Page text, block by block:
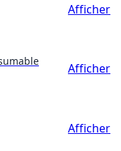
Afficher
Afficher
Afficher